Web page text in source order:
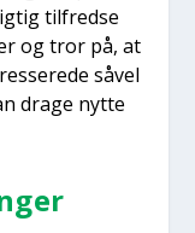
til­fred­se
og tror på, at
såvel
dra­ge nyt­te